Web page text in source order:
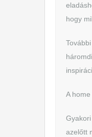
hogy
A
azelőtt